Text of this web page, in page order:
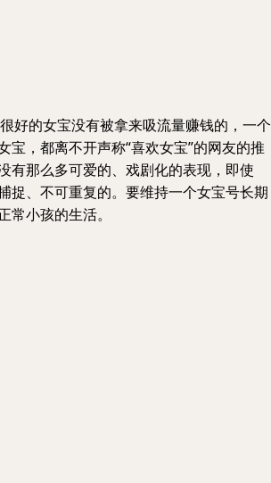
好的女宝没有被拿来吸流量赚钱的，一个
宝，都离不开声称“喜欢女宝”的网友的推
有那么多可爱的、戏剧化的表现，即使
捉、不可重复的。要维持一个女宝号长期
小孩的生活。